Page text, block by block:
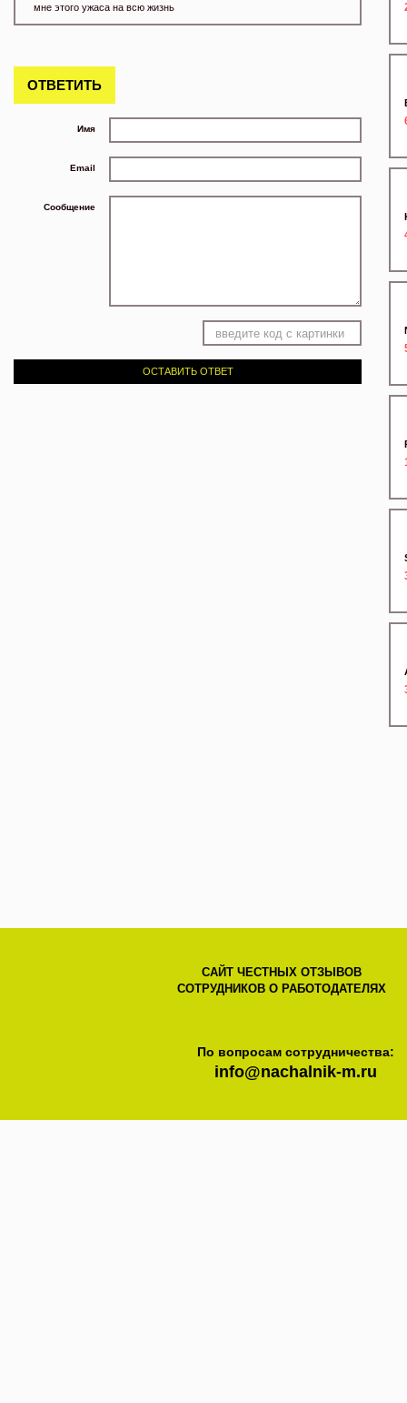
мне этого ужаса на всю жизнь
ОТВЕТИТЬ
Имя
Email
Сообщение
ОСТАВИТЬ ОТВЕТ
САЙТ ЧЕСТНЫХ ОТЗЫВОВ
СОТРУДНИКОВ О РАБОТОДАТЕЛЯХ
По вопросам сотрудничества:
info@nachalnik-m.ru